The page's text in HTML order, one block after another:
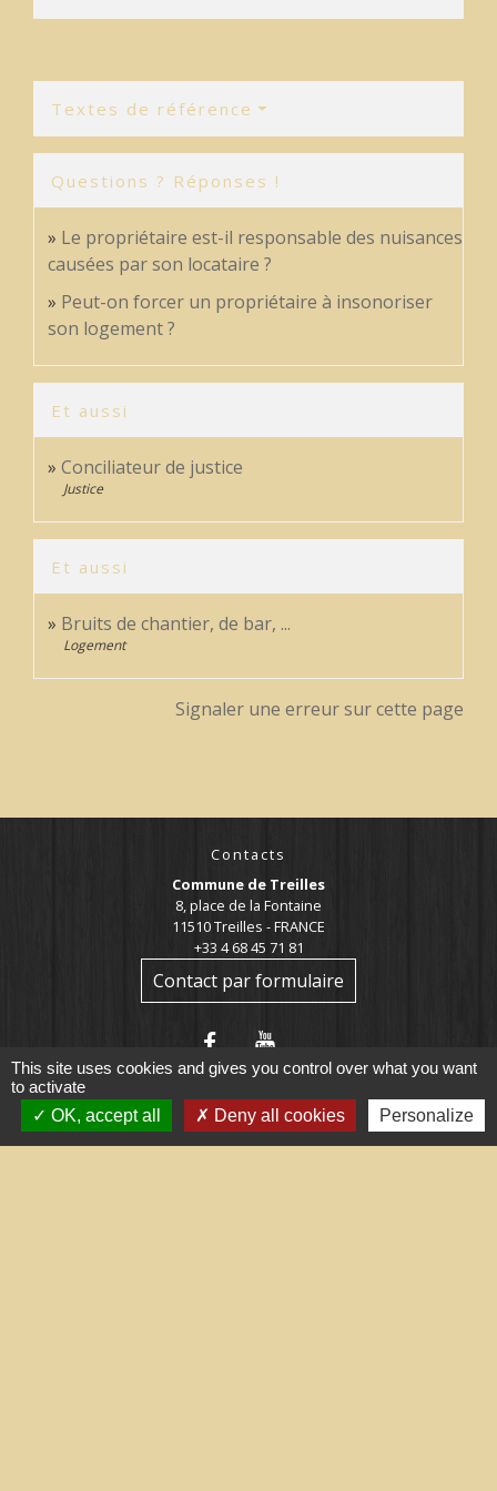
Textes de référence
Questions ? Réponses !
Le propriétaire est-il responsable des nuisances
causées par son locataire ?
Peut-on forcer un propriétaire à insonoriser
son logement ?
Et aussi
Conciliateur de justice
Justice
Et aussi
Bruits de chantier, de bar, ...
Logement
Signaler une erreur sur cette page
Contacts
Commune de Treilles
8, place de la Fontaine
11510 Treilles - FRANCE
+33 4 68 45 71 81
Contact par formulaire
This site uses cookies and gives you control over what you want
to activate
OK, accept all
Deny all cookies Personalize